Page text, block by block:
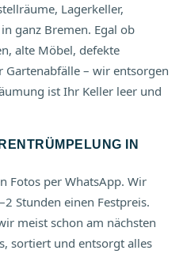
Lagerkeller,
ganz Bremen. Egal ob
alte Möbel, defekte
Gartenabfälle – wir entsorgen
ist Ihr Keller leer und
IN
Fotos per WhatsApp. Wir
Stunden einen Festpreis.
meist schon am nächsten
sortiert und entsorgt alles